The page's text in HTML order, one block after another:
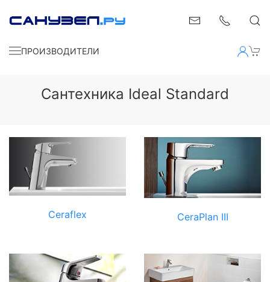
ПРОИЗВОДИТЕЛИ
Сантехника Ideal Standard
Ceraflex CeraPlan III